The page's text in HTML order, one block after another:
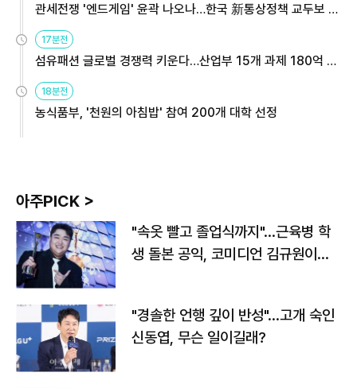
관세전쟁 '엔드게임' 윤곽 나오나…한국 新통상정책 교두보 활
17분전
섬유패션 글로벌 경쟁력 키운다…산업부 15개 과제 180억 지
18분전
농식품부, '천원의 아침밥' 참여 200개 대학 선정
아주PICK >
"속옷 빨고 졸업식까지"…근육병 학
생 돌본 공익, 코미디언 김규원이었
"경솔한 언행 깊이 반성"…고개 숙인
신동엽, 무슨 일이길래?